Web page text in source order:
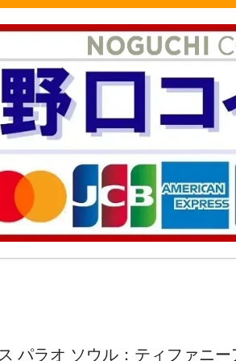
パラオ ソウル：ティファニ